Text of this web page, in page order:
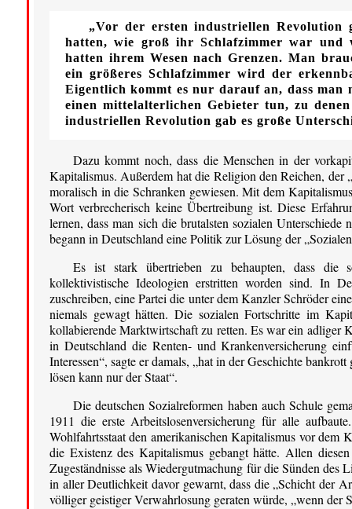
„Vor der ersten industriellen Revolution
hatten, wie groß ihr Schlafzimmer war und
hatten ihrem Wesen nach Grenzen. Man
ein größeres Schlafzimmer wird der
Eigentlich kommt es nur darauf an, dass
einen mittelalterlichen Gebieter tun, zu
industriellen Revolution gab es große
Dazu kommt noch, dass die Menschen in der
Kapitalismus. Außerdem hat die Religion den Reichen,
moralisch in die Schranken gewiesen. Mit dem
Wort verbrecherisch keine Übertreibung ist. Diese
lernen, dass man sich die brutalsten sozialen
begann in Deutschland eine Politik zur Lösung der
Es ist stark übertrieben zu behaupten, dass die
kollektivistische Ideologien erstritten worden sind. In
zuschreiben, eine Partei die unter dem Kanzler Schröder
niemals gewagt hätten. Die sozialen Fortschritte im
kollabierende Marktwirtschaft zu retten. Es war ein adliger
in Deutschland die Renten- und Krankenversicherung
Interessen“, sagte er damals, „hat in der Geschichte
lösen kann nur der Staat“.
Die deutschen Sozialreformen haben auch Schule
1911 die erste Arbeitslosenversicherung für alle
Wohlfahrtsstaat den amerikanischen Kapitalismus vor
die Existenz des Kapitalismus gebangt hätte. Allen
Zugeständnisse als Wiedergutmachung für die Sünden
in aller Deutlichkeit davor gewarnt, dass die „Schicht der
völliger geistiger Verwahrlosung geraten würde, „wenn der